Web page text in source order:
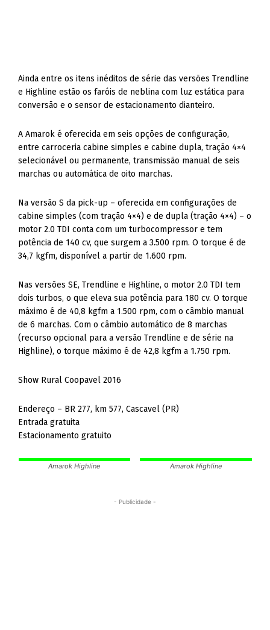
Ainda entre os itens inéditos de série das versões Trendline
e Highline estão os faróis de neblina com luz estática para
conversão e o sensor de estacionamento dianteiro.
A Amarok é oferecida em seis opções de configuração,
entre carroceria cabine simples e cabine dupla, tração 4×4
selecionável ou permanente, transmissão manual de seis
marchas ou automática de oito marchas.
Na versão S da pick-up – oferecida em configurações de
cabine simples (com tração 4×4) e de dupla (tração 4×4) – o
motor 2.0 TDI conta com um turbocompressor e tem
potência de 140 cv, que surgem a 3.500 rpm. O torque é de
34,7 kgfm, disponível a partir de 1.600 rpm.
Nas versões SE, Trendline e Highline, o motor 2.0 TDI tem
dois turbos, o que eleva sua potência para 180 cv. O torque
máximo é de 40,8 kgfm a 1.500 rpm, com o câmbio manual
de 6 marchas. Com o câmbio automático de 8 marchas
(recurso opcional para a versão Trendline e de série na
Highline), o torque máximo é de 42,8 kgfm a 1.750 rpm.
Show Rural Coopavel 2016
Endereço – BR 277, km 577, Cascavel (PR)
Entrada gratuita
Estacionamento gratuito
Amarok Highline Amarok Highline
- Publicidade -